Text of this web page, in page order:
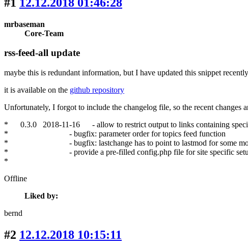
mrbaseman
Core-Team
rss-feed-all update
maybe this is redundant information, but I have updated this snippet
it is available on the github repository
Unfortunately, I forgot to include the changelog file, so the recent changes
* 0.3.0 2018-11-16 - allow to restrict output to links containing
* - bugfix: parameter order for topics feed function
* - bugfix: lastchange has to point to lastmod for some
* - provide a pre-filled config.php file for site specific
*
Offline
Liked by:
bernd
#2 12.12.2018 10:15:11